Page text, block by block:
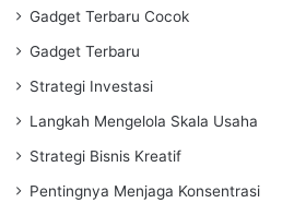
Gadget Terbaru Cocok
Gadget Terbaru
Strategi Investasi
Langkah Mengelola Skala Usaha
Strategi Bisnis Kreatif
Pentingnya Menjaga Konsentrasi